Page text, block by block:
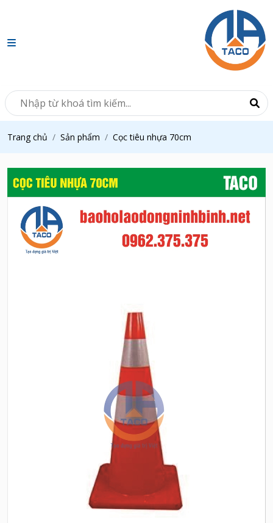
Trang chủ Sản phẩm Cọc tiêu nhựa 70cm